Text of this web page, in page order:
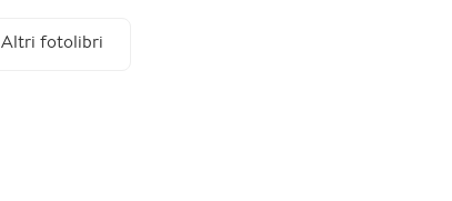
Altri fotolibri